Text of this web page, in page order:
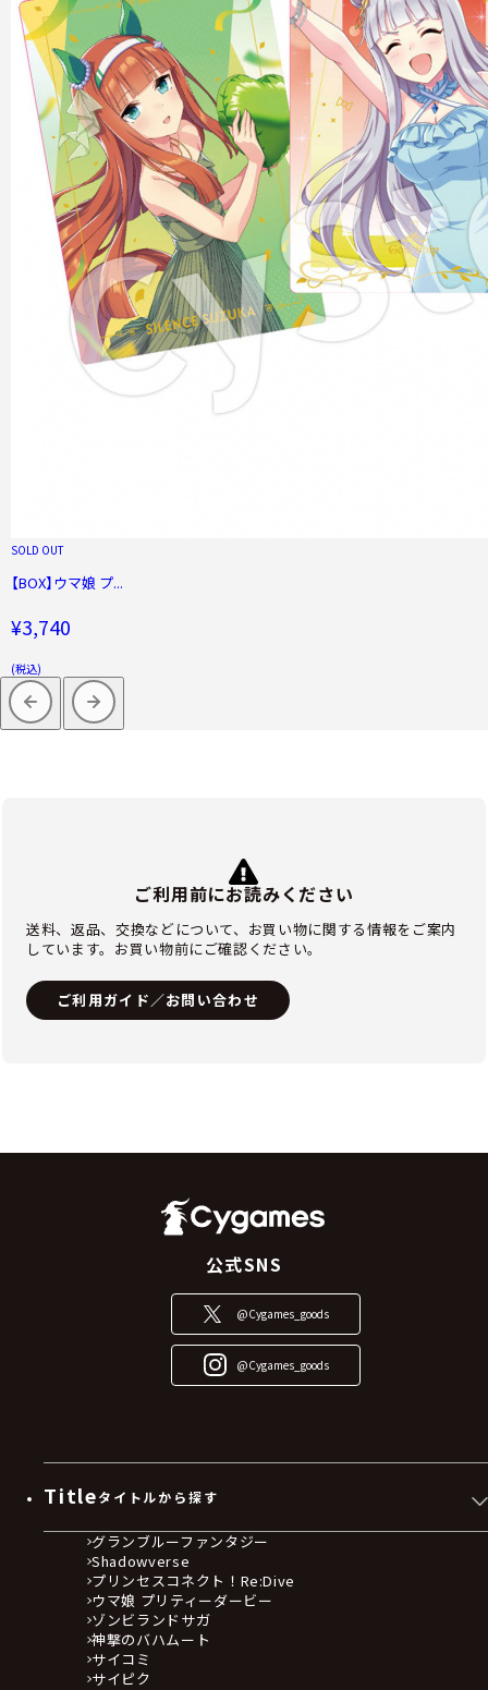
SOLD OUT
【BOX】ウマ娘 プ...
¥3,740
(税込)
ご利用前にお読みください
送料、返品、交換などについて、お買い物に関する情報をご案内
しています。お買い物前にご確認ください。
ご利用ガイド／お問い合わせ
公式SNS
@Cygames_goods
@Cygames_goods
Titleタイトルから探す
グランブルーファンタジー
Shadowverse
プリンセスコネクト！Re:Dive
ウマ娘 プリティーダービー
ゾンビランドサガ
神撃のバハムート
サイコミ
サイピク